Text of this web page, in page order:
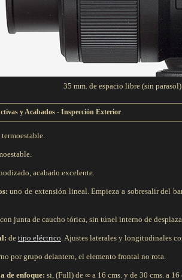
35 mm. de espacio libre (sin
y Acabados - Inspección Exterior
acabado excelente.
uno de extensión lineal. Empieza a sobresalir del
con junta de caucho tórica, sin túnel interno de
de tipo eléctrico. Ajustes laterales y longitudinales
por grupo delantero, el elemento frontal no rota.
de enfoque: si, (Full) de ∞ a 16 cms. y de 30 cms. a 16